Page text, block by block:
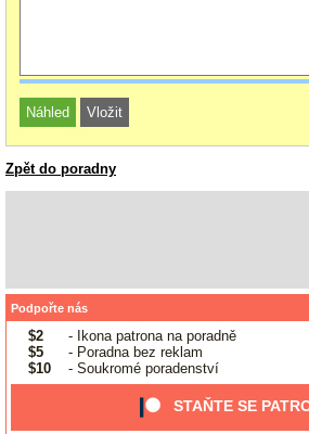
Zpět do poradny
Podpořte nás
$2
- Ikona patrona na poradně
$5
- Poradna bez reklam
$10
- Soukromé poradenství
STAŇTE SE